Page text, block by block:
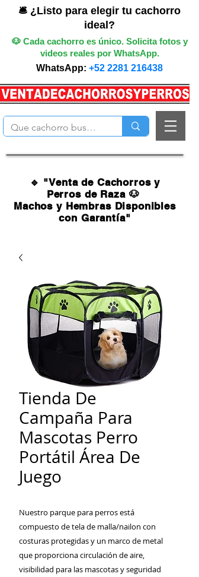
🛎️ ¿Listo para elegir tu cachorro
ideal?
🐶 Cada cachorro es único. Solicita fotos y
videos reales por WhatsApp.
WhatsApp: +52 2281 216438
🔹 "Venta de Cachorros y
Perros de Raza 🐶
Machos y Hembras Disponibles
con Garantía"
Tienda De
Campaña Para
Mascotas Perro
Portátil Área De
Juego
Nuestro parque para perros está
compuesto de tela de malla/nailon con
costuras protegidas y un marco de metal
que proporciona circulación de aire,
visibilidad para las mascotas y seguridad